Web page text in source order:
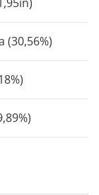
(30,56%)